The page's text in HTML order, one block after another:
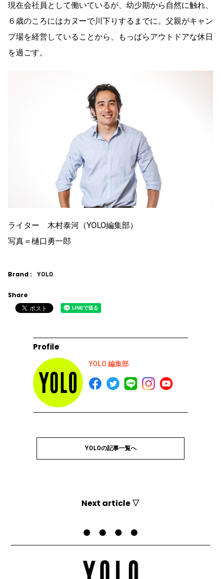
現在会社員として働いているが、幼少期から自然に触れ、
６歳のころにはカヌーで川下りするまでに。父親がキャン
プ場を経営していることから、もっぱらアウトドアな休日
を過ごす。
ライター 木村泰河（YOLO編集部）
写真＝樋口勇一郎
Brand : YOLO
Share
Profile
YOLO 編集部
YOLOの記事一覧へ
Next article ▽